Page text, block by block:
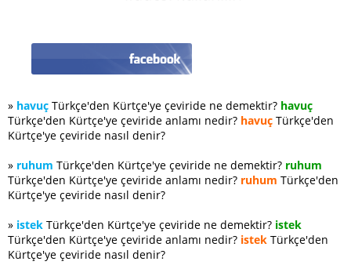
» havuç Türkçe'den Kürtçe'ye çeviride ne demektir? havuç
Türkçe'den Kürtçe'ye çeviride anlamı nedir? havuç Türkçe'den
Kürtçe'ye çeviride nasıl denir?
» ruhum Türkçe'den Kürtçe'ye çeviride ne demektir? ruhum
Türkçe'den Kürtçe'ye çeviride anlamı nedir? ruhum Türkçe'den
Kürtçe'ye çeviride nasıl denir?
» istek Türkçe'den Kürtçe'ye çeviride ne demektir? istek
Türkçe'den Kürtçe'ye çeviride anlamı nedir? istek Türkçe'den
Kürtçe'ye çeviride nasıl denir?